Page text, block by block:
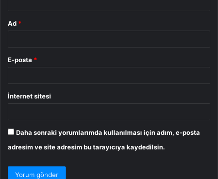
Ad *
E-posta *
İnternet sitesi
Daha sonraki yorumlarımda kullanılması için adım, e-posta
adresim ve site adresim bu tarayıcıya kaydedilsin.